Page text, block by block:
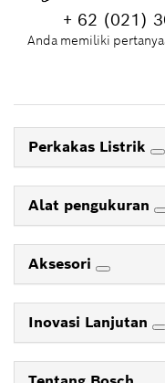
+ 62 (021)
Anda memiliki
Perkakas Listrik
Alat pengukuran
Aksesori
Inovasi Lanjutan